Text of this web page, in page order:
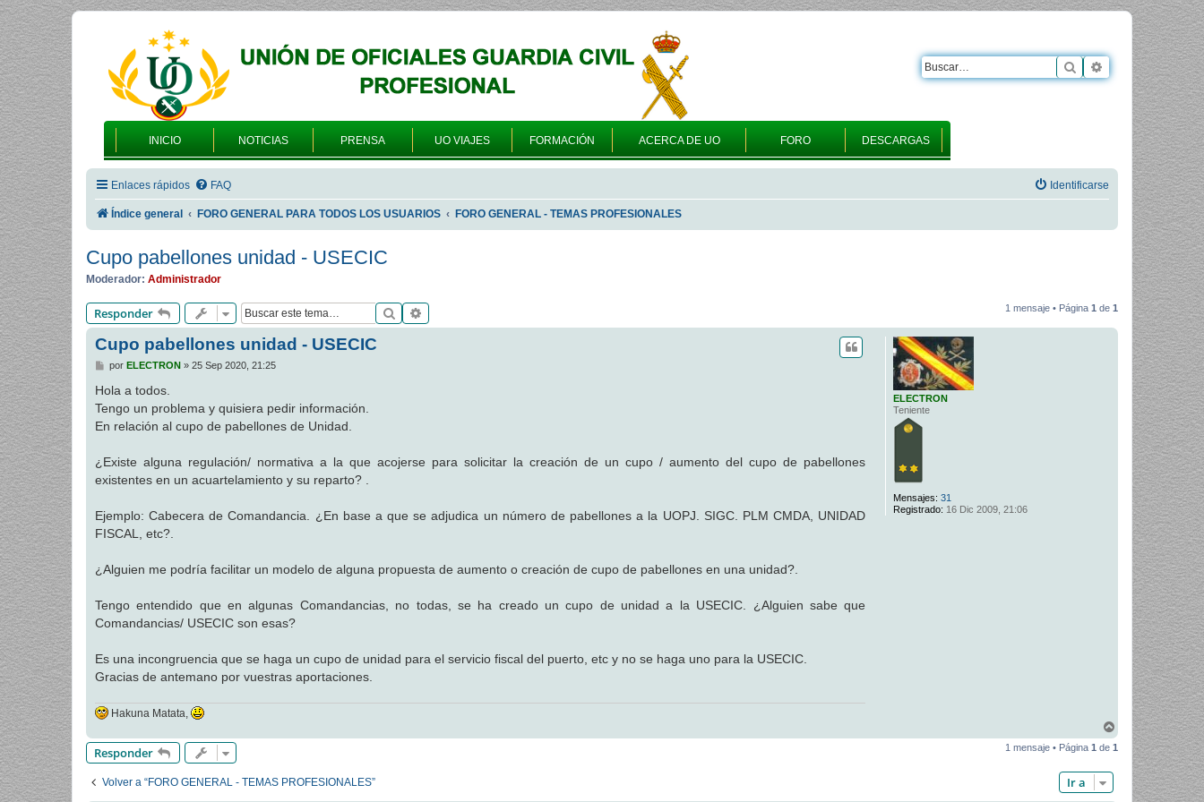
INICIO NOTICIAS PRENSA UO VIAJES FORMACIÓN ACERCA DE UO FORO DESCARGAS
Buscar Búsqueda
Enlaces rápidos FAQ Identificarse
Índice general FORO GENERAL PARA TODOS LOS USUARIOS FORO GENERAL - TEMAS PROFESIONALES
Cupo pabellones unidad - USECIC
Moderador: Administrador
Responder Buscar 1 mensaje • Página 1 de 1
ELECTRON
Teniente
Mensajes: 31
Registrado: 16 Dic 2009, 21:06
Cupo pabellones unidad - USECIC
M
n
a
j
e
por ELECTRON» 25 Sep 2020, 21:25
Hola a todos.
Tengo un problema y quisiera pedir información.
En relación al cupo de pabellones de Unidad.
¿Existe alguna regulación/ normativa a la que acojerse para solicitar la creación de un cupo / aumento del cupo de pabellones
existentes en un acuartelamiento y su reparto? .
Ejemplo: Cabecera de Comandancia. ¿En base a que se adjudica un número de pabellones a la UOPJ. SIGC. PLM CMDA, UNIDAD
FISCAL, etc?.
¿Alguien me podría facilitar un modelo de alguna propuesta de aumento o creación de cupo de pabellones en una unidad?.
Tengo entendido que en algunas Comandancias, no todas, se ha creado un cupo de unidad a la USECIC. ¿Alguien sabe que
Comandancias/ USECIC son esas?
Es una incongruencia que se haga un cupo de unidad para el servicio fiscal del puerto, etc y no se haga uno para la USECIC.
Gracias de antemano por vuestras aportaciones.
Hakuna Matata,
r
r
Responder 1 mensaje • Página 1 de 1
Volver a “FORO GENERAL - TEMAS PROFESIONALES” Ir a